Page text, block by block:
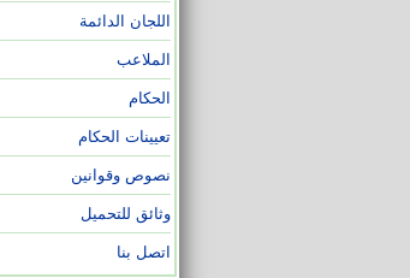
اللجان الدائمة
الملاعب
الحكام
تعيينات الحكام
نصوص وقوانين
وثائق للتحميل
اتصل بنا